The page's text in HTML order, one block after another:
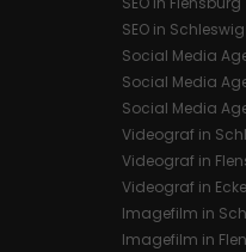
SEO in Schleswig
Social Media
Social Media
Social Media
Videograf in
Videograf in
Videograf in
Imagefilm in
Imagefilm in